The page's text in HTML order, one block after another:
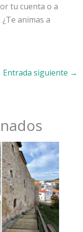
tu cuenta o a
animas a
Entrada siguiente →